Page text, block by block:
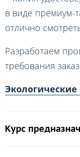
в виде премиум-
отлично
Разработаем
требования
Курс